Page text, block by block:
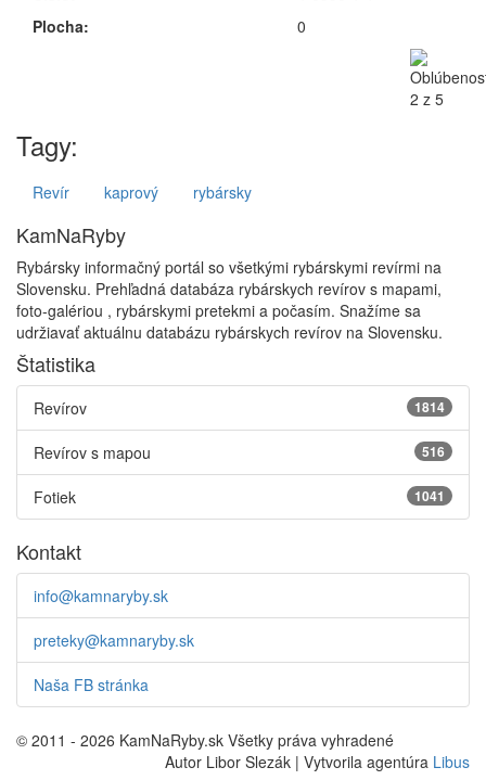
Plocha:
0
Tagy:
Revír kaprový rybársky
KamNaRyby
Rybársky informačný portál so všetkými rybárskymi revírmi na
Slovensku. Prehľadná databáza rybárskych revírov s mapami,
foto-galériou , rybárskymi pretekmi a počasím. Snažíme sa
udržiavať aktuálnu databázu rybárskych revírov na Slovensku.
Štatistika
1814
Revírov
516
Revírov s mapou
1041
Fotiek
Kontakt
info@kamnaryby.sk
preteky@kamnaryby.sk
Naša FB stránka
© 2011 - 2026 KamNaRyby.sk Všetky práva vyhradené
Autor Libor Slezák | Vytvorila agentúra Libus